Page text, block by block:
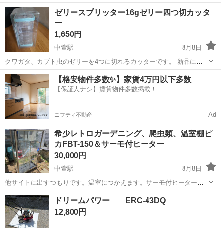
特性 Y5V ★40個ずつ切ります。 #0603サイズ #SMDコンデンサ
_t2 #積層セラミックコンデンサ #0・1μF ...
長野 安曇野市 コンデンサ
ゼリースプリッター16gゼリー四つ切カッタ
ー
1,650円
中萱駅
8月8日
クワガタ、カブト虫のゼリーを4つに切れるカッターです。 新品にな
ります。
長野 安曇野市 中萱駅 その他
【格安物件多数✨】家賃4万円以下多数
【保証人ナシ】賃貸物件多数掲載！
ニフティ不動産 Ad
希少レトロガーデニング、爬虫類、温室棚ピ
カFBT-150＆サーモ付ヒーター
30,000円
中萱駅
8月8日
他サイトに出すつもりです。温室につかえます。サーモ付ヒーターも
あります。 大きい物ですので軽トラかミニバンでお願い致します。今
は販売してません。 棚は外してあります。金具あり
長野 安曇野市
ドリームパワー ERC-43DQ
12,800円